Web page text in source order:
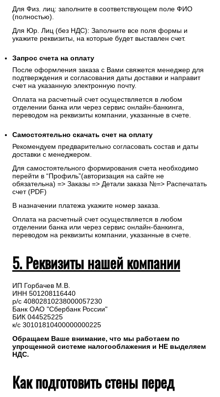
Чтобы оплатить заказ безналичным расчетом, при
оформлении заказа укажите способ оплаты«Выставить
счёт на оплату»
Для Физ. лиц: заполните в соответствующем поле ФИО
(полностью).
Для Юр. Лиц (без НДС): Заполните все поля формы и
Запрос счета на оплату
После оформления заказа с Вами свяжется менеджер для
подтверждения и согласования даты доставки и направит
счет на указанную электронную почту.
отделении банка или через сервис онлайн-банкинга,
Рекомендуем предварительно согласовать состав и даты
доставки с менеджером.
Для самостоятельного формирования счета необходимо
перейти в “Профиль”(авторизация на сайте не
обязательна) => Заказы => Детали заказа №=> Распечатать
счет (PDF)
В назначении платежа укажите номер заказа.
переводом на реквизиты компании, указанные в счете.
5. Реквизиты нашей компании
ИП Горбачев М.В.
ИНН 501208116440
р/с 40802810238000057230
Банк ОАО "Сбербанк России"
БИК 044525225
к/с 30101810400000000225
НДС.